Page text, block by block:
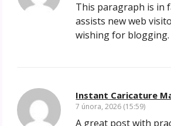
This paragraph is in
assists new web
wishing for blogging.
Instant Caricature
7 února, 2026 (15:59)
A great post with